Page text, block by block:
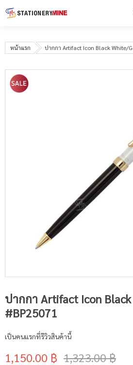
หน้าแรก ปากกา Artifact Icon Black White/
ปากกา Artifact Icon
#BP25071
เป็นคนแรกที่รีวิวสินค้านี้
1,150.00 ฿ 1,323.00 ฿